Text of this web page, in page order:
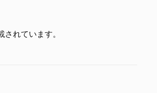
れています。